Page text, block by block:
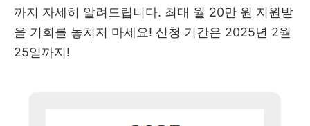
까지 자세히 알려드립니다. 최대 월 20만 원 지원받
을 기회를 놓치지 마세요! 신청 기간은 2025년 2월
25일까지!